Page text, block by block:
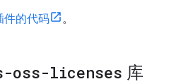
件的代码 。
oss-licenses 库